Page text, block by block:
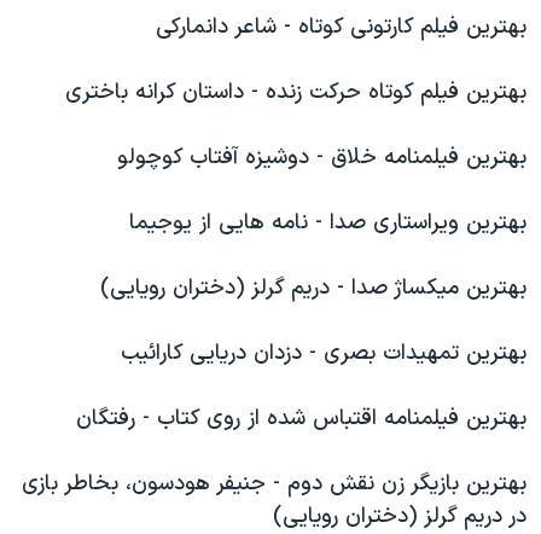
نرگس محمدی برنده جایزه نوبل صلح
همایش محافظه‌کاران آمریکا «سی‌پک»
بهترين فيلم کارتونی کوتاه - شاعر دانمارکی
بهترين فيلم کوتاه حرکت زنده - داستان کرانه باختری
بهترين فيلمنامه خلاق - دوشيزه آفتاب کوچولو
بهترين ويراستاری صدا - نامه هايی از يوجيما
بهترين ميکساژ صدا - دريم گرلز (دختران رويايی)
بهترين تمهيدات بصری - دزدان دريايی کارائيب
بهترين فيلمنامه اقتباس شده از روی کتاب - رفتگان
بهترين بازيگر زن نقش دوم - جنيفر هودسون، بخاطر بازی
در دريم گرلز (دختران رويايی)